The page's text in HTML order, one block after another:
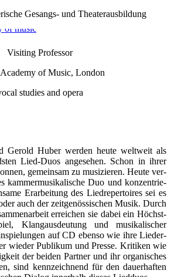
Gesangs- und Theaterausbildung
Visiting Professor
of Music, London
studies and opera
Gerold Huber werden heute weltweit als
Lied-Duos angesehen. Schon in ihrer
ge­mein­sam zu mu­si­zie­ren. Heute ver­
kammer­mu­si­ka­lische Duo und kon­zen­trie­
Er­arbei­tung des Lied­re­per­toires sei es
auch der zeit­genös­si­schen Musik. Durch
er­rei­chen sie dabei ein Höchst­
Klang­aus­deu­tung und mu­si­ka­li­scher
auf CD ebenso wie ihre Lieder­
wieder Pu­bli­kum und Presse. Kritiken wie
der beiden Partner und ihr or­ga­nisches
sind kenn­zeich­nend für den dauer­haften